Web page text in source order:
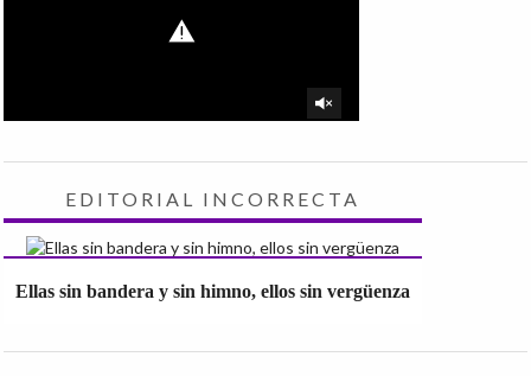
EDITORIAL INCORRECTA
Ellas sin bandera y sin himno, ellos sin vergüenza